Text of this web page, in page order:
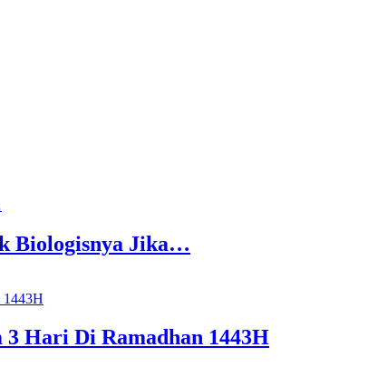
Biologisnya Jika…
Hari Di Ramadhan 1443H